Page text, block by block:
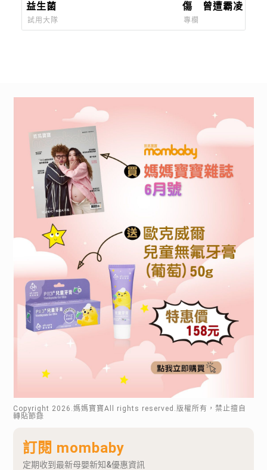
益生菌
試用大隊
傷 曾遭霸凌、案
所，悲劇背後誰看
專欄
Copyright 2026 .媽媽寶寶All rights reserved.版權所有，禁止擅自
轉貼節錄
訂閱 mombaby
定期收到最新母嬰新知&優惠資訊